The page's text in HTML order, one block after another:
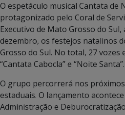
O espetáculo musical Cantata de
protagonizado pelo Coral de
Executivo de Mato Grosso do Sul,
dezembro, os festejos natalinos
Grosso do Sul. No total, 27 vozes
“Cantata Cabocla” e “Noite Santa”.
O grupo percorrerá nos
estaduais. O lançamento
Administração e